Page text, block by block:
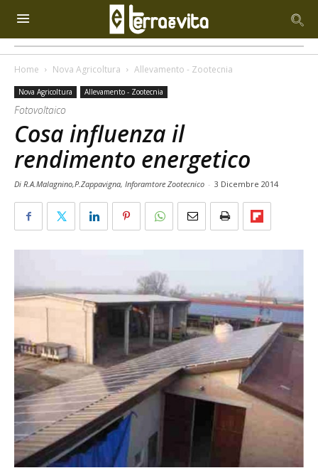
Home Nova Agricoltura Allevamento - Zootecnia
Nova Agricoltura Allevamento - Zootecnia
Fotovoltaico
Cosa influenza il
rendimento energetico
Di R.A.Malagnino,P.Zappavigna, Inforamtore Zootecnico - 3 Dicembre 2014